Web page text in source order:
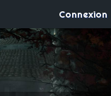
Connexion